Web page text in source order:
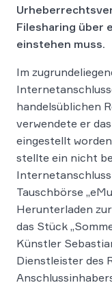
Filesharing über
einstehen muss.
Im
handelsüblichen
verwendete er
eingestellt
stellte ein nicht
Tauschbörse
Herunterladen
das Stück
Künstler
Dienstleister des